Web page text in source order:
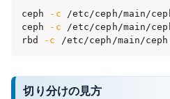
ceph -c /etc/ceph/main/
ceph
-c /etc/ceph/main/
rbd
-c /etc/ceph/main/
切り分けの見方